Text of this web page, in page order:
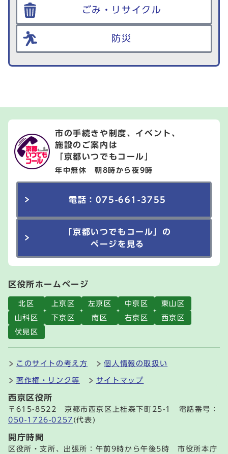
ごみ・リサイクル
防災
市の手続きや制度、イベント、
施設のご案内は
「京都いつでもコール」
年中無休 朝8時から夜9時
電話：075-661-3755
「京都いつでもコール」の
ページを見る
区役所ホームページ
北区 上京区 左京区 中京区
東山区
山科区
下京区 南区 右京区
西京区
伏見区
このサイトの考え方 個人情報の取扱い
著作権・リンク等 サイトマップ
西京区役所
〒615-8522 京都市西京区上桂森下町25-1 電話番号：
050-1726-0257 (代表)
開庁時間
区役所・支所、出張所：午前9時から午後5時 市役所本庁